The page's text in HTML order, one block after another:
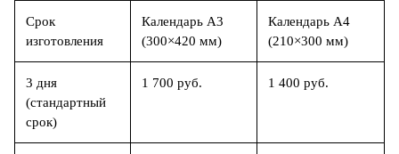
Срок
изготовления
Календарь А3
(300×420 мм)
Календарь А4
(210×300 мм)
3 дня
(стандартный
срок)
1 700 руб. 1 400 руб.